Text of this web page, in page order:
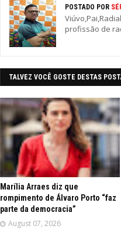
POSTADO POR
profissão de
TALVEZ VOCÊ GOSTE DESTAS
Marília Arraes diz que
rompimento de Álvaro Porto “faz
parte da democracia”
August 07, 2026